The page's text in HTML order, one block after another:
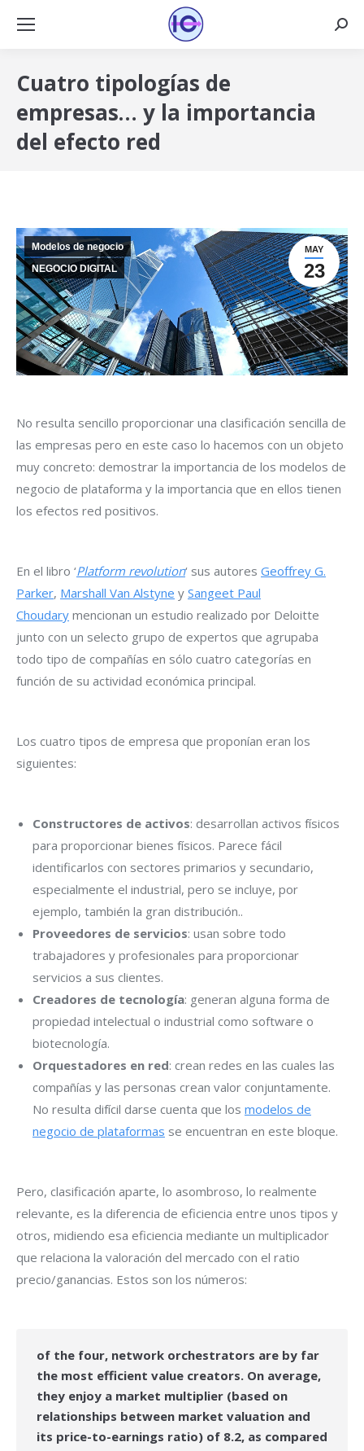
Cuatro tipologías de
empresas… y la importancia
del efecto red
MAY
23
Modelos de negocio
NEGOCIO DIGITAL
No resulta sencillo proporcionar una clasificación sencilla de
las empresas pero en este caso lo hacemos con un objeto
muy concreto: demostrar la importancia de los modelos de
negocio de plataforma y la importancia que en ellos tienen
los efectos red positivos.
En el libro ‘Platform revolution‘ sus autores Geoffrey G.
Parker, Marshall Van Alstyne y Sangeet Paul
Choudary mencionan un estudio realizado por Deloitte
junto con un selecto grupo de expertos que agrupaba
todo tipo de compañías en sólo cuatro categorías en
función de su actividad económica principal.
Los cuatro tipos de empresa que proponían eran los
siguientes:
Constructores de activos: desarrollan activos físicos
para proporcionar bienes físicos. Parece fácil
identificarlos con sectores primarios y secundario,
especialmente el industrial, pero se incluye, por
ejemplo, también la gran distribución..
Proveedores de servicios: usan sobre todo
trabajadores y profesionales para proporcionar
servicios a sus clientes.
Creadores de tecnología: generan alguna forma de
propiedad intelectual o industrial como software o
biotecnología.
Orquestadores en red: crean redes en las cuales las
compañías y las personas crean valor conjuntamente.
No resulta difícil darse cuenta que los modelos de
negocio de plataformas se encuentran en este bloque.
Pero, clasificación aparte, lo asombroso, lo realmente
relevante, es la diferencia de eficiencia entre unos tipos y
otros, midiendo esa eficiencia mediante un multiplicador
que relaciona la valoración del mercado con el ratio
precio/ganancias. Estos son los números:
of the four, network orchestrators are by far
the most efficient value creators. On average,
they enjoy a market multiplier (based on
relationships between market valuation and
its price-to-earnings ratio) of 8.2, as compared